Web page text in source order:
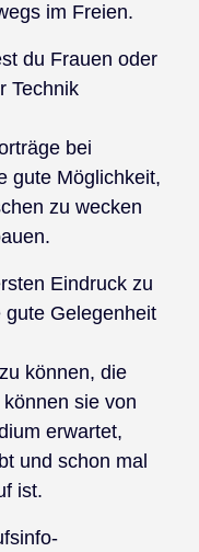
im Freien.
du Frauen oder
Technik
bei
gute Möglichkeit,
zu wecken
Eindruck zu
Gelegenheit
können, die
sie von
erwartet,
und schon mal
ist.